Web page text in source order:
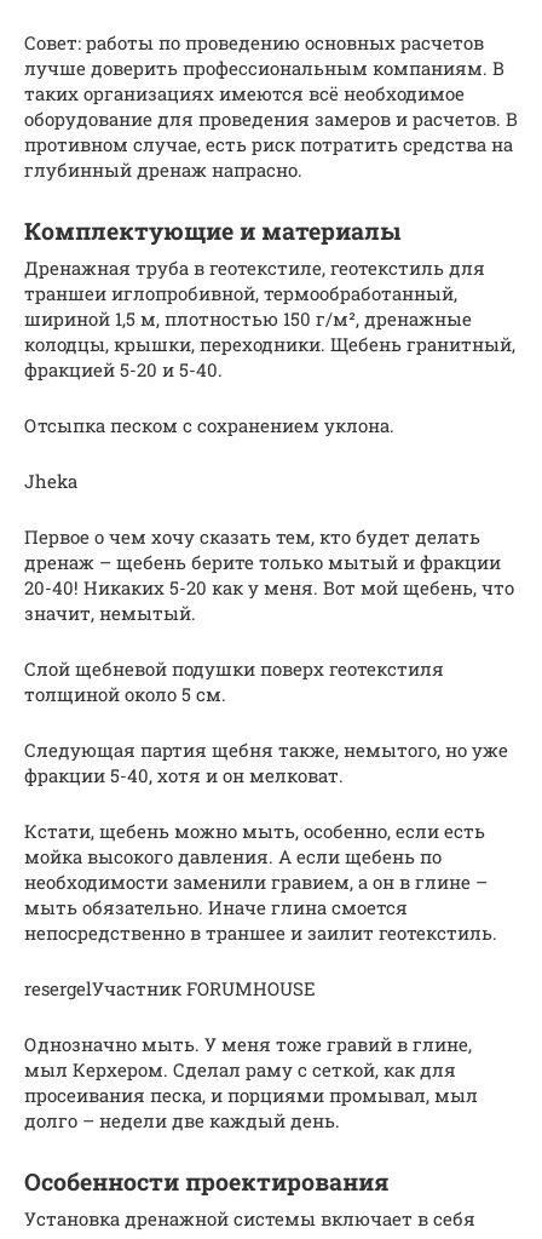
Совет: работы по проведению основных расчетов
лучше доверить профессиональным компаниям. В
таких организациях имеются всё необходимое
оборудование для проведения замеров и расчетов. В
противном случае, есть риск потратить средства на
глубинный дренаж напрасно.
Комплектующие и материалы
Дренажная труба в геотекстиле, геотекстиль для
траншеи иглопробивной, термообработанный,
шириной 1,5 м, плотностью 150 г/м², дренажные
колодцы, крышки, переходники. Щебень гранитный,
фракцией 5-20 и 5-40.
Отсыпка песком с сохранением уклона.
Jheka
Первое о чем хочу сказать тем, кто будет делать
дренаж – щебень берите только мытый и фракции
20-40! Никаких 5-20 как у меня. Вот мой щебень, что
значит, немытый.
Слой щебневой подушки поверх геотекстиля
толщиной около 5 см.
Следующая партия щебня также, немытого, но уже
фракции 5-40, хотя и он мелковат.
Кстати, щебень можно мыть, особенно, если есть
мойка высокого давления. А если щебень по
необходимости заменили гравием, а он в глине –
мыть обязательно. Иначе глина смоется
непосредственно в траншее и заилит геотекстиль.
resergelУчастник FORUMHOUSE
Однозначно мыть. У меня тоже гравий в глине,
мыл Керхером. Сделал раму с сеткой, как для
просеивания песка, и порциями промывал, мыл
долго – недели две каждый день.
Особенности проектирования
Установка дренажной системы включает в себя